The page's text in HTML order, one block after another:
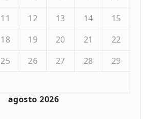
agosto 2026
11 12 13 14
15
18 19 20 21
22
25 26 27 28
29